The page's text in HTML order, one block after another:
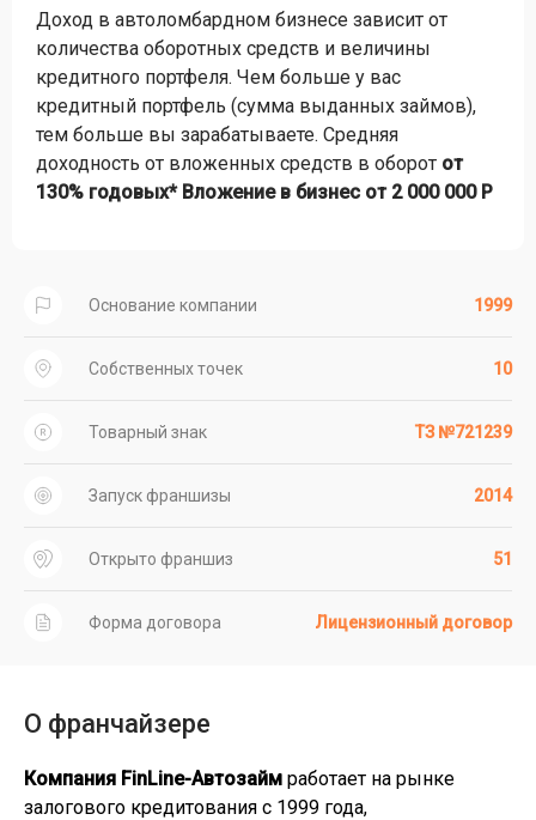
Доход в автоломбардном бизнесе зависит от
количества оборотных средств и величины
кредитного портфеля. Чем больше у вас
кредитный портфель (сумма выданных займов),
тем больше вы зарабатываете. Средняя
доходность от вложенных средств в оборот от
130% годовых* Вложение в бизнес от 2 000 000 Р
Основание компании 1999
Собственных точек 10
Товарный знак ТЗ №721239
Запуск франшизы 2014
Открыто франшиз 51
Форма договора Лицензионный договор
О франчайзере
Компания FinLine-Автозайм работает на рынке
залогового кредитования с 1999 года,